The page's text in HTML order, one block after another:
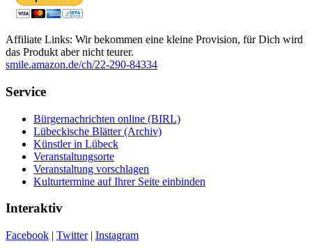
Affiliate Links: Wir bekommen eine kleine Provision, für Dich wird
das Produkt aber nicht teurer.
smile.amazon.de/ch/22-290-84334
Service
Bürgernachrichten online (BIRL)
Lübeckische Blätter (Archiv)
Künstler in Lübeck
Veranstaltungsorte
Veranstaltung vorschlagen
Kulturtermine auf Ihrer Seite einbinden
Interaktiv
Facebook | Twitter| Instagram